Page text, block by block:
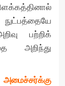
பற்றிக்
அறிந்து